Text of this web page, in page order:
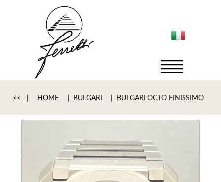
<< | HOME | BULGARI | BULGARI OCTO FINISSIMO